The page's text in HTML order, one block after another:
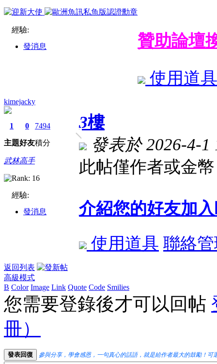
經驗:
發消息
贊助論壇
使用道具
kimejacky
1
主題
0
好友
7494
積分
武林高手
經驗:
發消息
3樓
發表於 2026-4-1
此帖僅作者或金
介紹您的好友加
使用道具 聯絡
返回列表
高級模式
B Color Image Link Quote Code Smilies
您需要登錄後才可以回帖
冊）
發表回復 參與分享，學會感恩，一句真心的話語，就是給作者最大的鼓勵！可